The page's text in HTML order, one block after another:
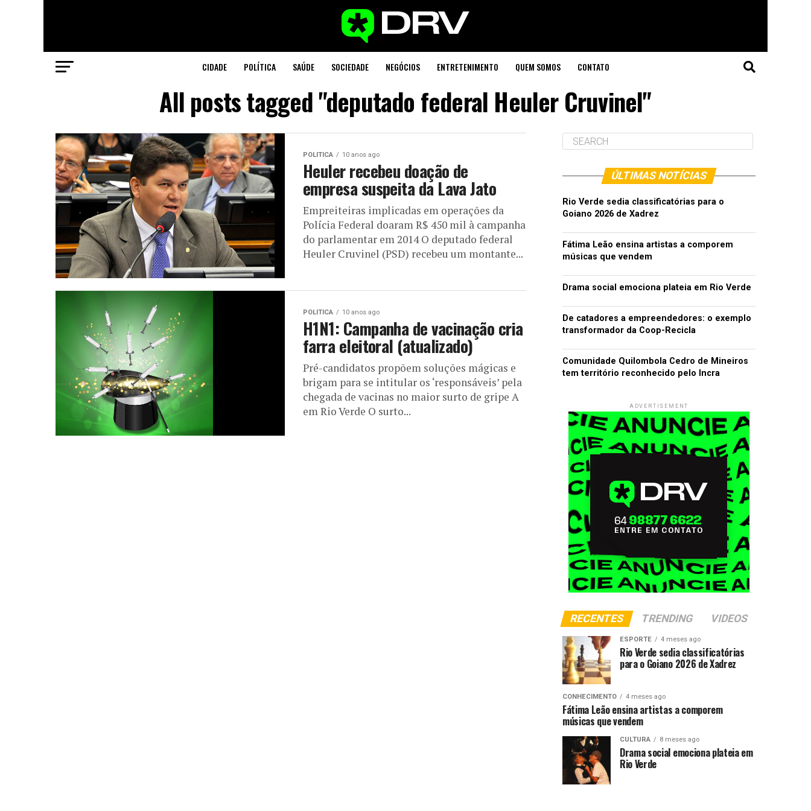
CIDADE POLÍTICA SAÚDE SOCIEDADE NEGÓCIOS ENTRETENIMENTO QUEM SOMOS CONTATO
All posts tagged "deputado federal Heuler Cruvinel"
POLITICA 10 anos ago
Heuler recebeu doação de
empresa suspeita da Lava Jato
Empreiteiras implicadas em operações da
Polícia Federal doaram R$ 450 mil à campanha
do parlamentar em 2014 O deputado federal
Heuler Cruvinel (PSD) recebeu um montante...
POLITICA 10 anos ago
H1N1: Campanha de vacinação cria
farra eleitoral (atualizado)
Pré-candidatos propõem soluções mágicas e
brigam para se intitular os ‘responsáveis’ pela
chegada de vacinas no maior surto de gripe A
em Rio Verde O surto...
ÚLTIMAS NOTÍCIAS
Rio Verde sedia classificatórias para o
Goiano 2026 de Xadrez
Fátima Leão ensina artistas a comporem
músicas que vendem
Drama social emociona plateia em Rio Verde
De catadores a empreendedores: o exemplo
transformador da Coop-Recicla
Comunidade Quilombola Cedro de Mineiros
tem território reconhecido pelo Incra
ADVERTISEMENT
RECENTES TRENDING VIDEOS
ESPORTE 4 meses ago
Rio Verde sedia classificatórias
para o Goiano 2026 de Xadrez
CONHECIMENTO 4 meses ago
Fátima Leão ensina artistas a comporem
músicas que vendem
CULTURA 8 meses ago
Drama social emociona plateia em
Rio Verde